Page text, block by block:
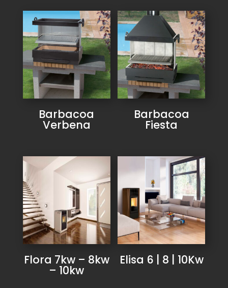
Barbacoa
Verbena
Barbacoa
Fiesta
Flora 7kw – 8kw
– 10kw
Elisa 6 | 8 | 10Kw